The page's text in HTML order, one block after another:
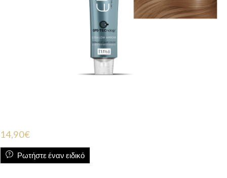
14,90€
Ρωτήστε έναν ειδικό